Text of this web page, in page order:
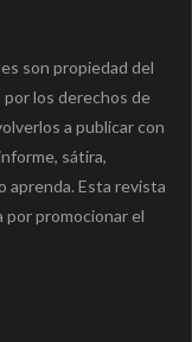
son propiedad del
los derechos de
a publicar con
sátira,
aprenda. Esta revista
por promocionar el